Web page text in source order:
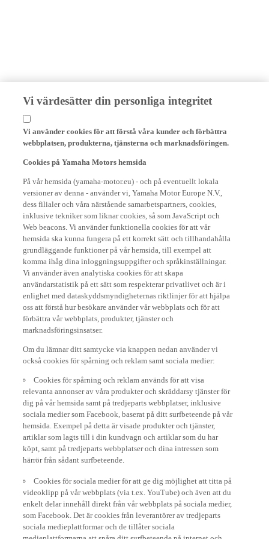
Vi värdesätter din personliga integritet
Vi använder cookies för att förstå våra kunder och förbättra
webbplatsen, produkterna, tjänsterna och marknadsföringen.
versioner av denna - använder vi, Yamaha Motor Europe N.V.,
dess filialer och våra närstående samarbetspartners, cookies,
inklusive tekniker som liknar cookies, så som JavaScript och
Web beacons. Vi använder funktionella cookies för att vår
hemsida ska kunna fungera på ett korrekt sätt och tillhandahålla
grundläggande funktioner på vår hemsida, till exempel att
komma ihåg dina inloggningsuppgifter och språkinställningar.
Vi använder även analytiska cookies för att skapa
användarstatistik på ett sätt som respekterar privatlivet och är i
enlighet med dataskyddsmyndigheternas riktlinjer för att hjälpa
oss att förstå hur besökare använder vår webbplats och för att
förbättra vår webbplats, produkter, tjänster och
marknadsföringsinsatser.
också cookies för spårning och reklam samt sociala medier:
relevanta annonser av våra produkter och skräddarsy tjänster för
dig på vår hemsida samt på tredjeparts webbplatser, inklusive
sociala medier som Facebook, baserat på ditt surfbeteende på vår
hemsida. Exempel på detta är visade produkter och tjänster,
artiklar som lagts till i din kundvagn och artiklar som du har
köpt, samt på tredjeparts webbplatser och dina intressen som
härrör från sådant surfbeteende.
videoklipp på vår webbplats (via t.ex. YouTube) och även att du
enkelt delar innehåll direkt från vår webbplats på sociala medier,
som Facebook. Det är cookies från leverantörer av tredjeparts
sociala medieplattformar och de tillåter sociala
medieplattformarna att spåra ditt surfbeteende på internet och